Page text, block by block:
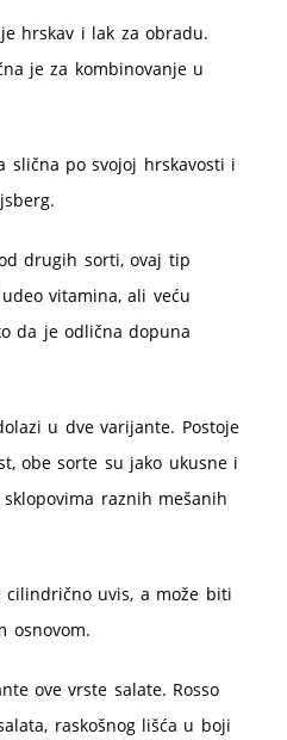
hrskav i lak za obradu.
je za kombinovanje u
slična po svojoj hrskavosti i
drugih sorti, ovaj tip
vitamina, ali veću
da je odlična dopuna
u dve varijante. Postoje
obe sorte su jako ukusne i
raznih mešanih
cilindrično uvis, a može biti
osnovom.
ove vrste salate. Rosso
raskošnog lišća u boji